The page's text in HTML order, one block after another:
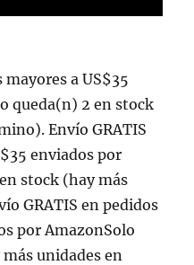
mayores a US$35
queda(n) 2 en stock
Envío GRATIS
enviados por
stock (hay más
GRATIS en pedidos
por AmazonSolo
unidades en